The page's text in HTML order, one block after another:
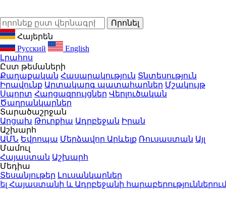
Հայերեն
Русский
English
Լրահոս
Ըստ թեմաների
Քաղաքական Հասարակություն Տնտեսություն
Իրավունք Արտակարգ պատահարներ Մշակույթ
Սպորտ Հարցազրույցներ Վերլուծական
Ծաղրանկարներ
Տարածաշրջան
Արցախ Թուրքիա Ադրբեջան Իրան
Աշխարհ
ԱՄՆ Եվրոպա Մերձավոր Արևելք Ռուսաստան Այլ
Մամուլ
Հայաստան Աշխարհ
Մեդիա
Տեսանյութեր Լուսանկարներ
և Ադրբեջանի հարաբերություններում